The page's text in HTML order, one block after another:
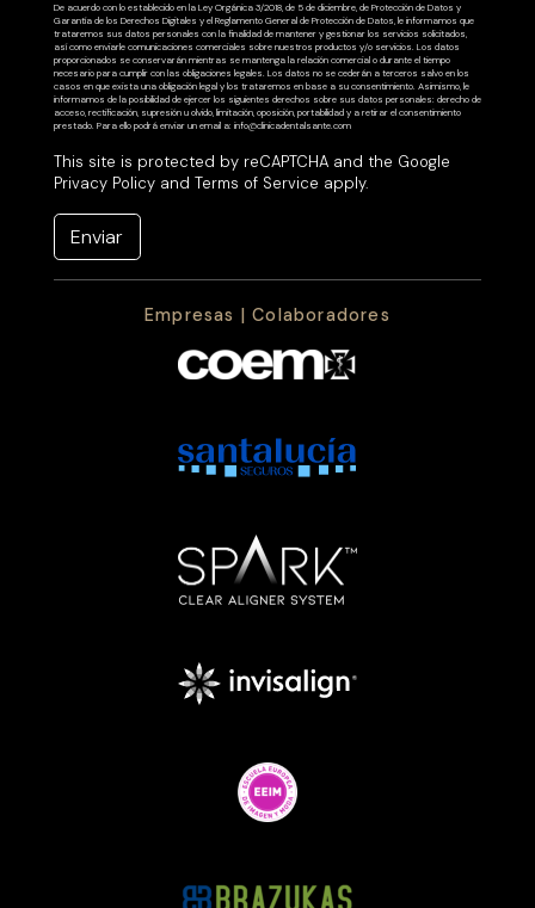
De acuerdo con lo establecido en la Ley Orgánica 3/2018, de 5 de diciembre, de Protección de Datos y
Garantía de los Derechos Digitales y el Reglamento General de Protección de Datos, le informamos que
trataremos sus datos personales con la finalidad de mantener y gestionar los servicios solicitados,
así como enviarle comunicaciones comerciales sobre nuestros productos y/o servicios. Los datos
proporcionados se conservarán mientras se mantenga la relación comercial o durante el tiempo
necesario para cumplir con las obligaciones legales. Los datos no se cederán a terceros salvo en los
casos en que exista una obligación legal y los trataremos en base a su consentimiento. Asimismo, le
informamos de la posibilidad de ejercer los siguientes derechos sobre sus datos personales: derecho de
acceso, rectificación, supresión u olvido, limitación, oposición, portabilidad y a retirar el consentimiento
prestado. Para ello podrá enviar un email a: info@clinicadentalsante.com
This site is protected by reCAPTCHA and the Google
Privacy Policyand Terms of Service apply.
Enviar
Empresas | Colaboradores